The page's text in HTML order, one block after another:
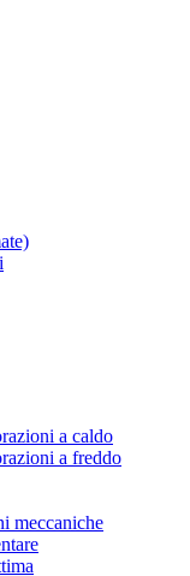
a caldo
a freddo
meccaniche